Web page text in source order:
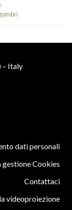
– Italy
dati personali
gestione Cookies
Contattaci
videoproiezione